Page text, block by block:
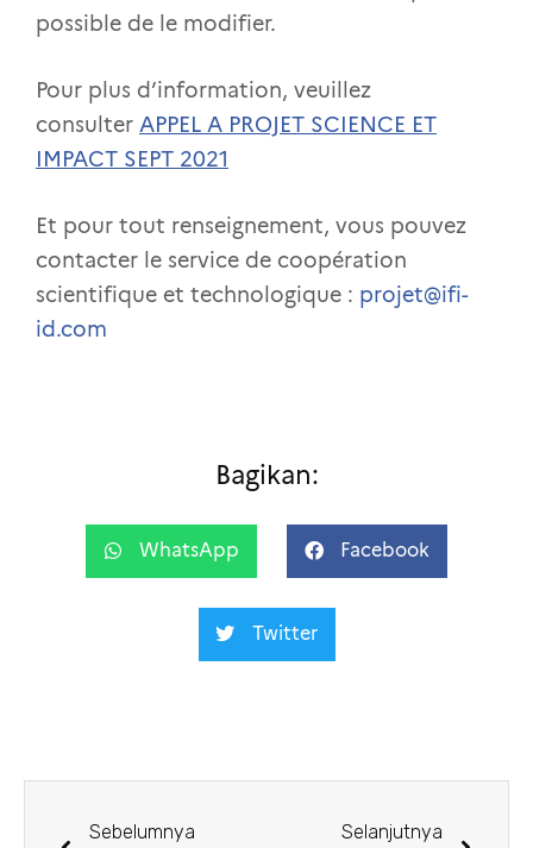
possible de le modifier.
Pour plus d’information, veuillez
consulter APPEL A PROJET SCIENCE ET
IMPACT SEPT 2021
Et pour tout renseignement, vous pouvez
contacter le service de coopération
scientifique et technologique : projet@ifi-
id.com
Bagikan:
WhatsApp Facebook
Twitter
Sebelumnya Selanjutnya